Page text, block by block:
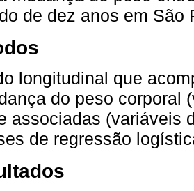
de dez anos em São
longitudinal que
do peso corporal
associadas (variáveis
de regressão